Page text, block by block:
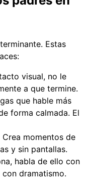
Estas
visual, no le
a que termine.
que hable más
forma calmada. El
Crea momentos de
y sin pantallas.
habla de ello con
dramatismo.